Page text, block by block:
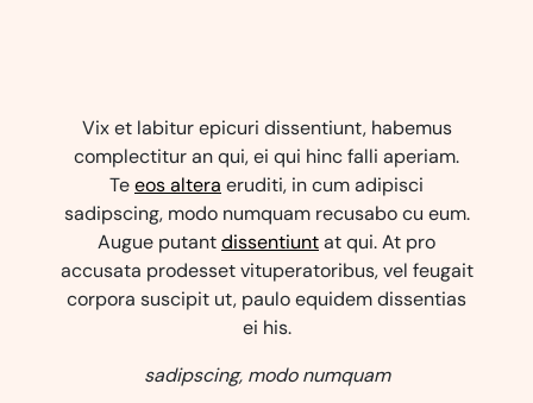
Vix et labitur epicuri dissentiunt, habemus
complectitur an qui, ei qui hinc falli aperiam.
Teeos altera eruditi, in cum adipisci
sadipscing, modo numquam recusabo cu eum.
Augue putantdissentiuntat qui. At pro
accusata prodesset vituperatoribus, vel feugait
corpora suscipit ut, paulo equidem dissentias
ei his.
sadipscing, modo numquam